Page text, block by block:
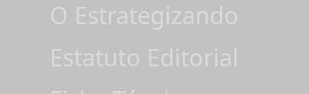
O Estrategizando
Estatuto Editorial